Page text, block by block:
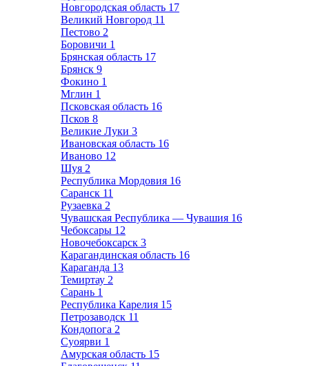
Новгородская область 17
Великий Новгород 11
Пестово 2
Боровичи 1
Брянская область 17
Брянск 9
Фокино 1
Мглин 1
Псковская область 16
Псков 8
Великие Луки 3
Ивановская область 16
Иваново 12
Шуя 2
Республика Мордовия 16
Саранск 11
Рузаевка 2
Чувашская Республика — Чувашия 16
Чебоксары 12
Новочебоксарск 3
Карагандинская область 16
Караганда 13
Темиртау 2
Сарань 1
Республика Карелия 15
Петрозаводск 11
Кондопога 2
Суоярви 1
Амурская область 15